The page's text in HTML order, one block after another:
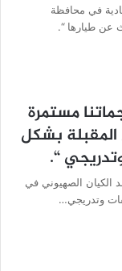
في محافظة
عن طيارها “.
مستمرة
بشكل
“.
الكيان الصهيوني في
وتدريجي…